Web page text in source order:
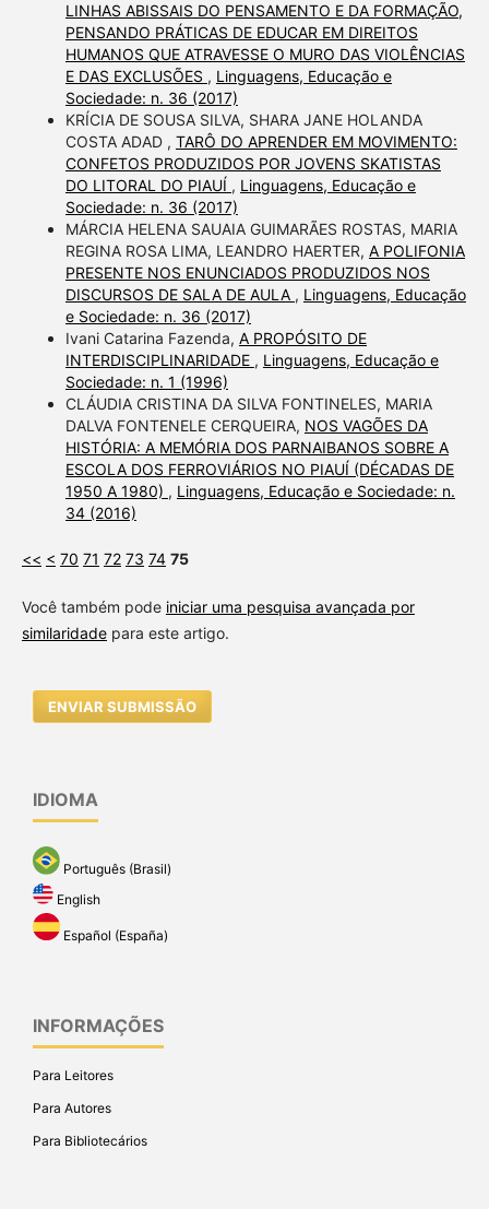
LINHAS ABISSAIS DO PENSAMENTO E DA FORMAÇÃO,
PENSANDO PRÁTICAS DE EDUCAR EM DIREITOS
HUMANOS QUE ATRAVESSE O MURO DAS VIOLÊNCIAS
E DAS EXCLUSÕES , Linguagens, Educação e
Sociedade: n. 36 (2017)
KRÍCIA DE SOUSA SILVA, SHARA JANE HOLANDA
COSTA ADAD , TARÔ DO APRENDER EM MOVIMENTO:
CONFETOS PRODUZIDOS POR JOVENS SKATISTAS
DO LITORAL DO PIAUÍ , Linguagens, Educação e
Sociedade: n. 36 (2017)
MÁRCIA HELENA SAUAIA GUIMARÃES ROSTAS, MARIA
REGINA ROSA LIMA, LEANDRO HAERTER, A POLIFONIA
PRESENTE NOS ENUNCIADOS PRODUZIDOS NOS
DISCURSOS DE SALA DE AULA , Linguagens, Educação
e Sociedade: n. 36 (2017)
Ivani Catarina Fazenda, A PROPÓSITO DE
INTERDISCIPLINARIDADE , Linguagens, Educação e
Sociedade: n. 1 (1996)
CLÁUDIA CRISTINA DA SILVA FONTINELES, MARIA
DALVA FONTENELE CERQUEIRA, NOS VAGÕES DA
HISTÓRIA: A MEMÓRIA DOS PARNAIBANOS SOBRE A
ESCOLA DOS FERROVIÁRIOS NO PIAUÍ (DÉCADAS DE
1950 A 1980) , Linguagens, Educação e Sociedade: n.
34 (2016)
<< < 70 71 72 73 74 75
Você também pode iniciar uma pesquisa avançada por
similaridadepara este artigo.
ENVIAR SUBMISSÃO
IDIOMA
Português (Brasil)
English
Español (España)
INFORMAÇÕES
Para Leitores
Para Autores
Para Bibliotecários